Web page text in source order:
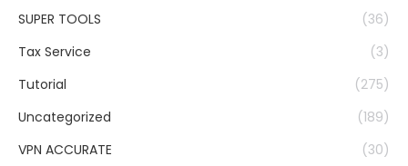
SUPER TOOLS
(36)
Tax Service
(3)
Tutorial
(275)
Uncategorized
(189)
VPN ACCURATE
(30)